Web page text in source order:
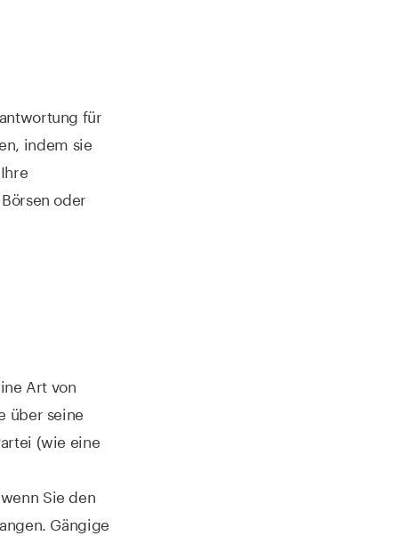
für
indem sie
oder
Art von
über seine
(wie eine
Sie den
Gängige